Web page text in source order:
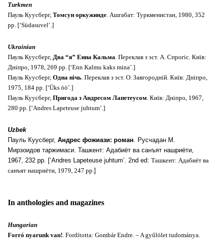
Turkmen
Пауль Куусберг, Томсун оркужинде. Ашгабат: Туркменистан, 1980, 352
pp. [‘Südasuvel’.]
Ukrainian
Пауль Куусберг, Два “я” Енна Кальма. Переклав з эст. А. Спрогiс. Киïв:
Днiпро, 1978, 269 pp. [‘Enn Kalmu kaks mina’.]
Пауль Куусберг, Одна нiчь. Переклав з эст. О. Завгороднiй. Киïв: Днiпро,
1975, 184 pp. [‘Üks öö’.]
Пауль Куусберг, Пригода з Андресом Лапетеусом. Киïв: Днiпро, 1967,
280 pp. [‘Andres Lapeteuse juhtum’.]
Uzbek
Пауль Куусберг, Андрес фожиази: роман. Pусчадан М.
Мирзоидов таржимаси. Ташкент: Адабиëт ва санъят нашриëти,
1967, 232 pp. [‘Andres Lapeteuse juhtum’. 2nd ed: Ташкент: Адабиëт ва
санъят нашриëти, 1979, 247 pp.]
In anthologies and magazines
Hungarian
Forró nyarunk van!. Fordította: Gombár Endre. – A gyűlölet tudománya.